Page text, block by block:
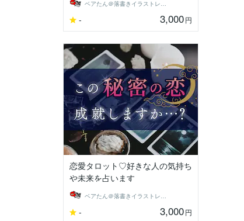
ベアたん＠落書きイラストレーター
- 3,000円
恋愛タロット♡好きな人の気持ち
や未来を占います
- 3,000円